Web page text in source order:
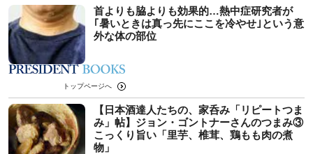
首よりも脇よりも効果的…熱中症研究者が
｢暑いときは真っ先にここを冷やせ｣という意
外な体の部位
トップページへ
【日本酒達人たちの、家呑み「リピートつま
み」帖】ジョン・ゴントナーさんのつまみ③
こっくり旨い「里芋、椎茸、鶏もも肉の煮
物」